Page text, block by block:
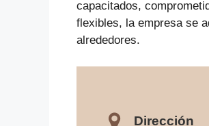
capacitados,
flexibles, la empresa se
alrededores.
Dirección